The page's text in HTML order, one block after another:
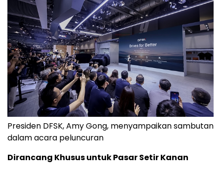
Presiden DFSK, Amy Gong, menyampaikan sambutan
dalam acara peluncuran
Dirancang Khusus untuk Pasar Setir Kanan